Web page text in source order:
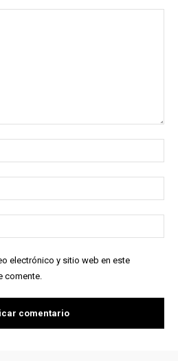
electrónico y sitio web en este
comente.